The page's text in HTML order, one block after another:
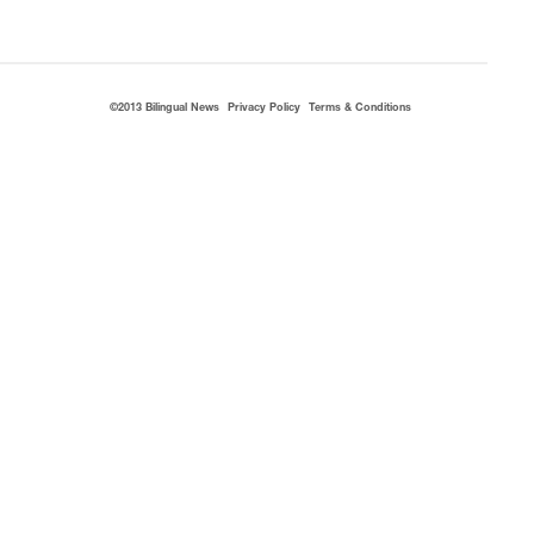
©2013 Bilingual News Privacy Policy Terms & Conditions